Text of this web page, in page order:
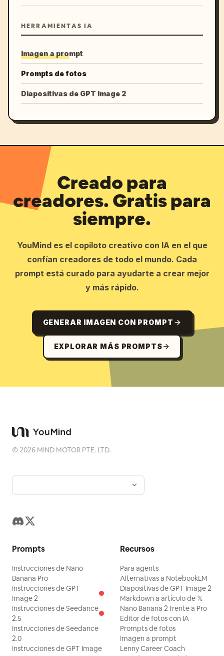
HERRAMIENTAS IA
Imagen a prompt
Prompts de fotos
Diapositivas de GPT Image 2
Creado para
creadores. Gratis para
siempre.
YouMind es el copiloto creativo con IA en el que
confían creadores de todo el mundo. Cada
prompt está curado para ayudarte a crear mejor
y más rápido.
GENERAR IMAGEN CON PROMPT
EXPLORAR MÁS PROMPTS
©2026 MIND MOTOR PTE. LTD.
Prompts
Instrucciones de Nano
Banana Pro
Instrucciones de GPT
Image 2
Instrucciones de Seedance
2.5
Instrucciones de Seedance
2.0
Instrucciones de GPT Image
Recursos
Para agents
Alternativas a NotebookLM
Diapositivas de GPT Image 2
Markdown a artículo de 𝕏
Nano Banana 2 frente a Pro
Editor de fotos con IA
Prompts de fotos
Imagen a prompt
Lenny Career Coach